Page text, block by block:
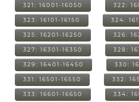
321: 16001-16050 322:
323: 16101-16150 324:
325: 16201-16250 326:
327: 16301-16350 328:
329: 16401-16450 330:
331: 16501-16550 332:
333: 16601-16650 334: